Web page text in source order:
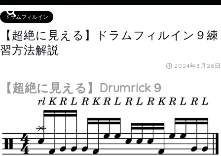
ドラムフィルイン
【超絶に見える】ドラムフィルイン９練
習方法解説
2024年3月26日
【超絶に見える】 Drumrick９